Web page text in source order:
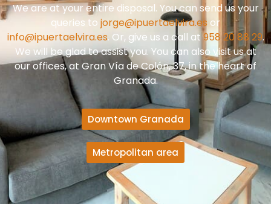
We are at your entire disposal. You can send us your
queries to jorge@ipuertaelvira.es or
info@ipuertaelvira.es. Or, give us a call at958 20 88 29.
We will be glad to assist you. You can also visit us at
our offices, at Gran Vía de Colón, 37, in the heart of
Granada.
Downtown Granada
Metropolitan area